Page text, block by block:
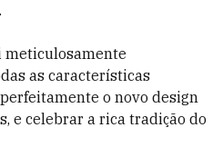
meticulosamente
as características
o novo design
e celebrar a rica tradição do